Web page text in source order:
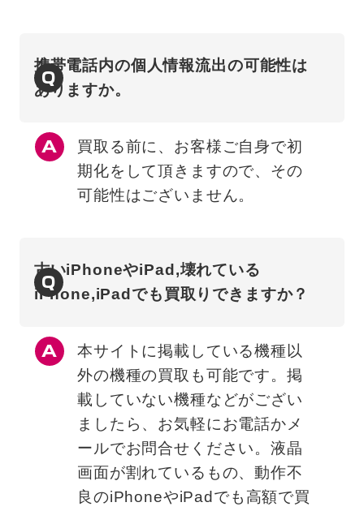
Q
携帯電話内の個人情報流出の可能性は
ありますか。
買取る前に、お客様ご自身で初
期化をして頂きますので、その
可能性はございません。
Q
古いiPhoneやiPad,壊れている
iPhone,iPadでも買取りできますか？
本サイトに掲載している機種以
外の機種の買取も可能です。掲
載していない機種などがござい
ましたら、お気軽にお電話かメ
ールでお問合せください。液晶
画面が割れているもの、動作不
良のiPhoneやiPadでも高額で買